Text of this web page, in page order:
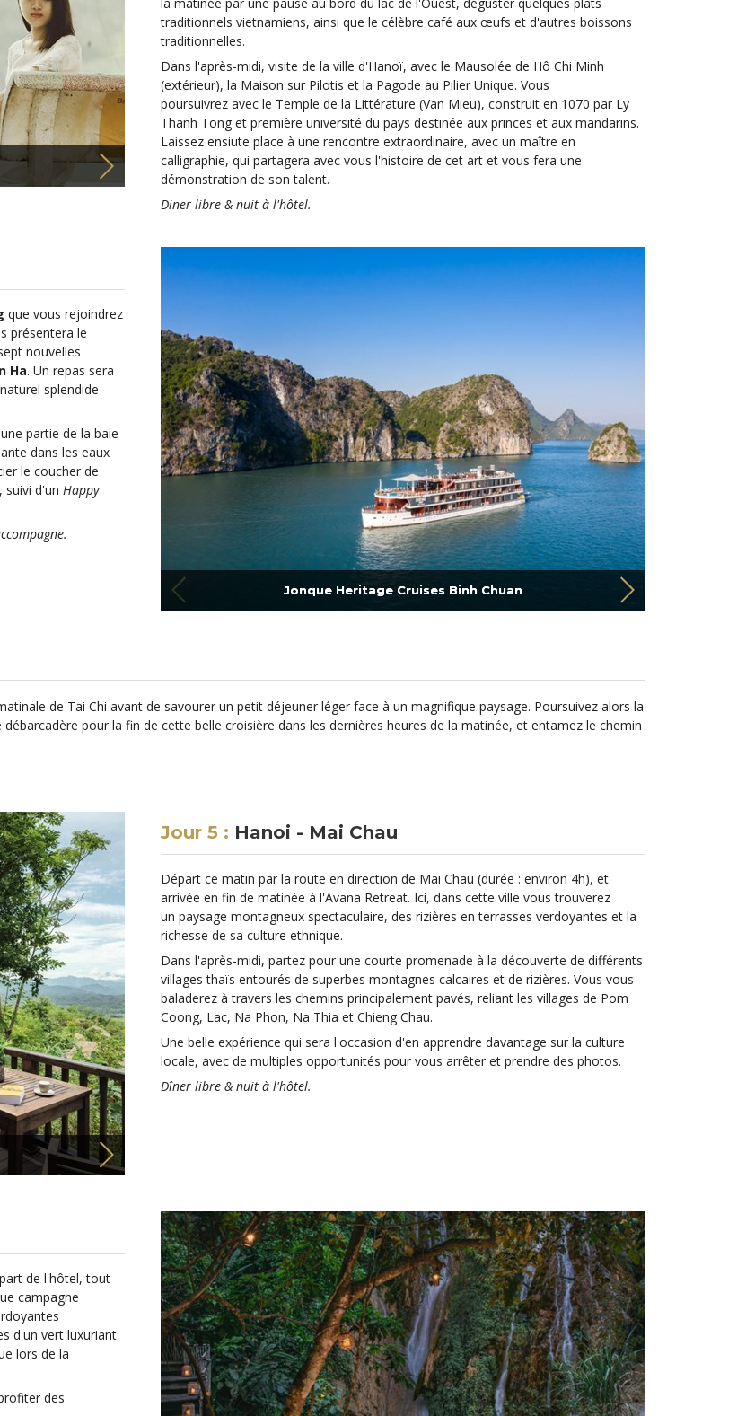
traditionnels vietnamiens, ainsi que le célèbre café aux œufs et d'autres boissons
traditionnelles.
Dans l'après-midi, visite de la ville d'Hanoï, avec le Mausolée de Hô Chi Minh
(extérieur), la Maison sur Pilotis et la Pagode au Pilier Unique. Vous
poursuivrez avec le Temple de la Littérature (Van Mieu), construit en 1070 par Ly
Thanh Tong et première université du pays destinée aux princes et aux mandarins.
Laissez ensiute place à une rencontre extraordinaire, avec un maître en
calligraphie, qui partagera avec vous l'histoire de cet art et vous fera une
démonstration de son talent.
Diner libre & nuit à l'hôtel.
Jonque Heritage Cruises Binh Chuan
que vous rejoindrez
présentera le
nouvelles
Ha. Un repas sera
splendide
partie de la baie
dans les eaux
le coucher de
suivi d'un Happy
de Tai Chi avant de savourer un petit déjeuner léger face à un magnifique paysage. Poursuivez alors la
pour la fin de cette belle croisière dans les dernières heures de la matinée, et entamez le chemin
Jour 5 : Hanoi - Mai Chau
Départ ce matin par la route en direction de Mai Chau (durée : environ 4h), et
arrivée en fin de matinée à l'Avana Retreat. Ici, dans cette ville vous trouverez
un paysage montagneux spectaculaire, des rizières en terrasses verdoyantes et la
richesse de sa culture ethnique.
Dans l'après-midi, partez pour une courte promenade à la découverte de différents
villages thaïs entourés de superbes montagnes calcaires et de rizières. Vous vous
baladerez à travers les chemins principalement pavés, reliant les villages de Pom
Coong, Lac, Na Phon, Na Thia et Chieng Chau.
Une belle expérience qui sera l'occasion d'en apprendre davantage sur la culture
locale, avec de multiples opportunités pour vous arrêter et prendre des photos.
Dîner libre & nuit à l'hôtel.
de l'hôtel, tout
campagne
d'un vert luxuriant.
lors de la
des